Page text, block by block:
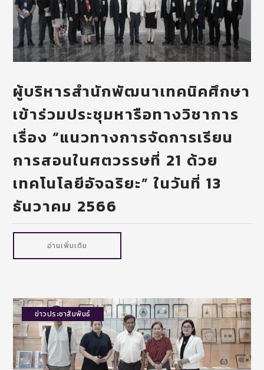
ผู้บริหารสำนักพัฒนาเทคนิคศึกษา
เข้าร่วมประชุมหารือทางวิชาการ
เรื่อง “แนวทางการจัดการเรียน
การสอนในศตวรรษที่ 21 ด้วย
เทคโนโลยีอัจฉริยะ” ในวันที่ 13
ธันวาคม 2566
อ่านเพิ่มเติม
ข่าวประชาสัมพันธ์